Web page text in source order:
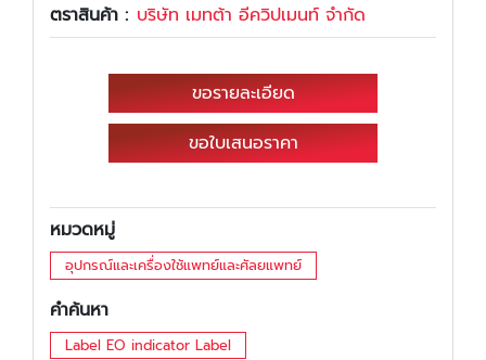
ตราสินค้า : บริษัท เมทต้า อีควิปเมนท์ จำกัด
ขอรายละเอียด
ขอใบเสนอราคา
หมวดหมู่
อุปกรณ์และเครื่องใช้แพทย์และศัลยแพทย์
คำค้นหา
Label EO indicator Label